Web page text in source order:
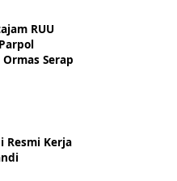
RUU
Serap
Resmi Kerja